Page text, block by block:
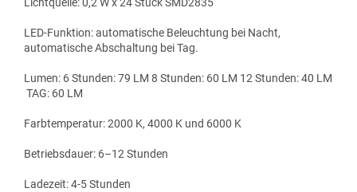
Lichtquelle: 0,2 W x 24 Stück SMD2835
LED-Funktion: automatische Beleuchtung bei Nacht,
automatische Abschaltung bei Tag.
Lumen: 6 Stunden: 79 LM 8 Stunden: 60 LM 12 Stunden: 40 LM
TAG: 60 LM
Farbtemperatur: 2000 K, 4000 K und 6000 K
Betriebsdauer: 6–12 Stunden
Ladezeit: 4-5 Stunden